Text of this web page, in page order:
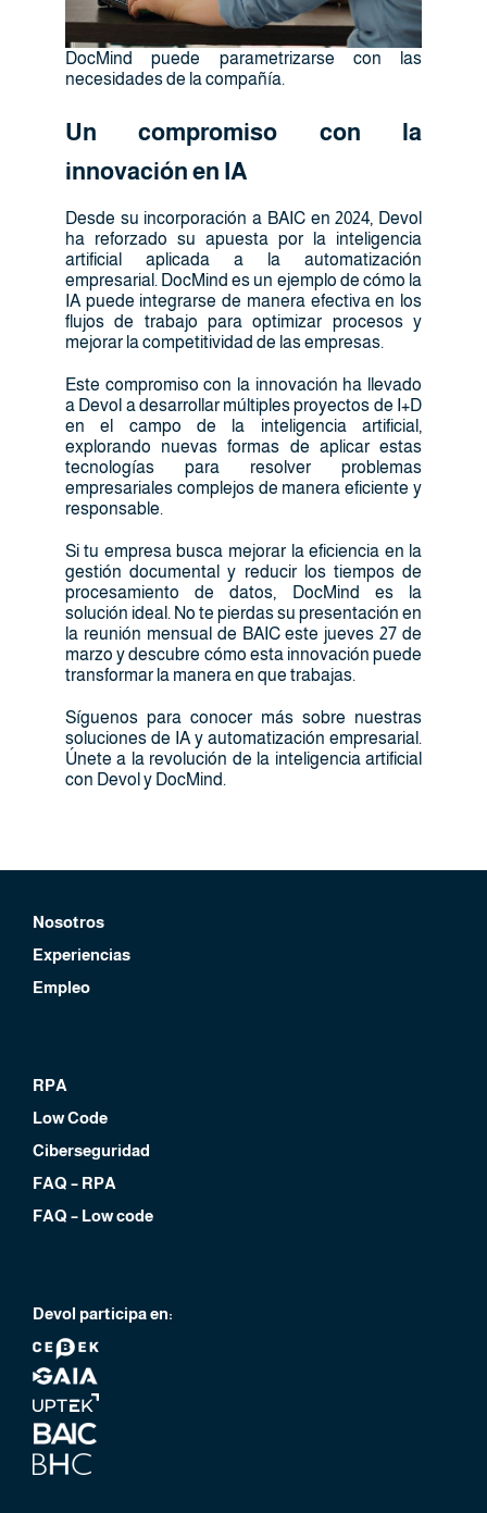
DocMind puede parametrizarse con las
necesidades de la compañía.
Un compromiso con la
innovación en IA
Desde su incorporación a BAIC en 2024, Devol
ha reforzado su apuesta por la inteligencia
artificial aplicada a la automatización
empresarial. DocMind es un ejemplo de cómo la
IA puede integrarse de manera efectiva en los
flujos de trabajo para optimizar procesos y
mejorar la competitividad de las empresas.
Este compromiso con la innovación ha llevado
a Devol a desarrollar múltiples proyectos de I+D
en el campo de la inteligencia artificial,
explorando nuevas formas de aplicar estas
tecnologías para resolver problemas
empresariales complejos de manera eficiente y
responsable.
Si tu empresa busca mejorar la eficiencia en la
gestión documental y reducir los tiempos de
procesamiento de datos, DocMind es la
solución ideal. No te pierdas su presentación en
la reunión mensual de BAIC este jueves 27 de
marzo y descubre cómo esta innovación puede
transformar la manera en que trabajas.
Síguenos para conocer más sobre nuestras
soluciones de IA y automatización empresarial.
Únete a la revolución de la inteligencia artificial
con Devol y DocMind.
Nosotros
Experiencias
Empleo
RPA
Low Code
Ciberseguridad
FAQ – RPA
FAQ – Low code
Devol participa en: